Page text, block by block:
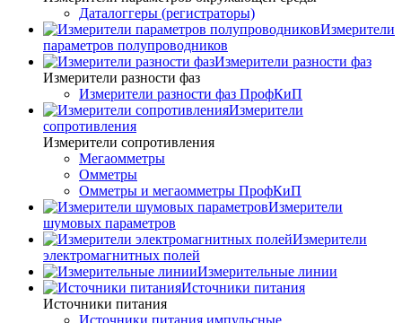
Даталоггеры (регистраторы)
Измерители
параметров полупроводников
Измерители разности фаз
Измерители разности фаз
Измерители разности фаз ПрофКиП
Измерители
сопротивления
Измерители сопротивления
Мегаомметры
Омметры
Омметры и мегаомметры ПрофКиП
Измерители
шумовых параметров
Измерители
электромагнитных полей
Измерительные линии
Источники питания
Источники питания
Источники питания импульсные